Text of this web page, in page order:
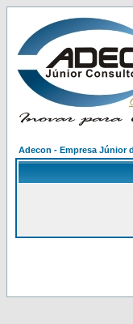
Adecon - Empresa Júnior